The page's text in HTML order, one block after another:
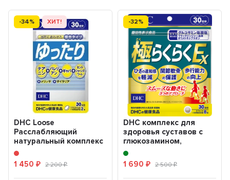
-34% ХИТ!
DHC Loose
Расслабляющий
натуральный комплекс
для улучшения сна
1 450₽ 2 200₽
-32%
DHC комплекс для
здоровья суставов с
глюкозамином,
коллагеном II типа +
MSM D...
1 690 ₽ 2 500₽